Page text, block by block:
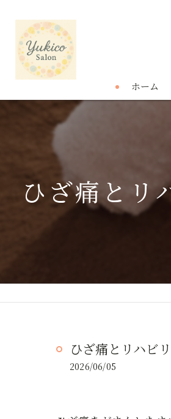
ホーム
ひざ痛とリ
ひざ痛とリハビ
2026/06/05